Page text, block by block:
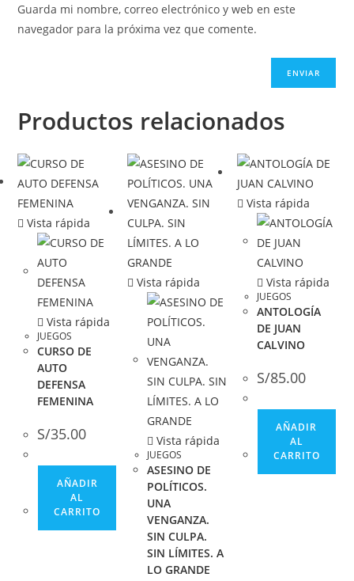
Guarda mi nombre, correo electrónico y web en este
navegador para la próxima vez que comente.
Productos relacionados
Vista rápida
Vista rápida
JUEGOS
CURSO DE
AUTO
DEFENSA
FEMENINA
S/35.00
AÑADIR
AL
CARRITO
Vista rápida
Vista rápida
JUEGOS
ASESINO DE
POLÍTICOS.
UNA
VENGANZA.
SIN CULPA.
SIN LÍMITES. A
LO GRANDE
Vista rápida
Vista rápida
JUEGOS
ANTOLOGÍA
DE JUAN
CALVINO
S/85.00
AÑADIR
AL
CARRITO